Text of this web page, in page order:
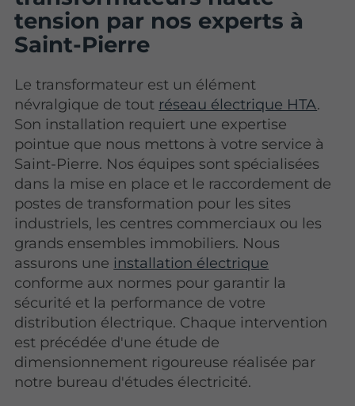
tension par nos experts à
Saint-Pierre
Le transformateur est un élément
névralgique de tout réseau électrique HTA.
Son installation requiert une expertise
pointue que nous mettons à votre service à
Saint-Pierre. Nos équipes sont spécialisées
dans la mise en place et le raccordement de
postes de transformation pour les sites
industriels, les centres commerciaux ou les
grands ensembles immobiliers. Nous
assurons une installation électrique
conforme aux normes pour garantir la
sécurité et la performance de votre
distribution électrique. Chaque intervention
est précédée d'une étude de
dimensionnement rigoureuse réalisée par
notre bureau d'études électricité.